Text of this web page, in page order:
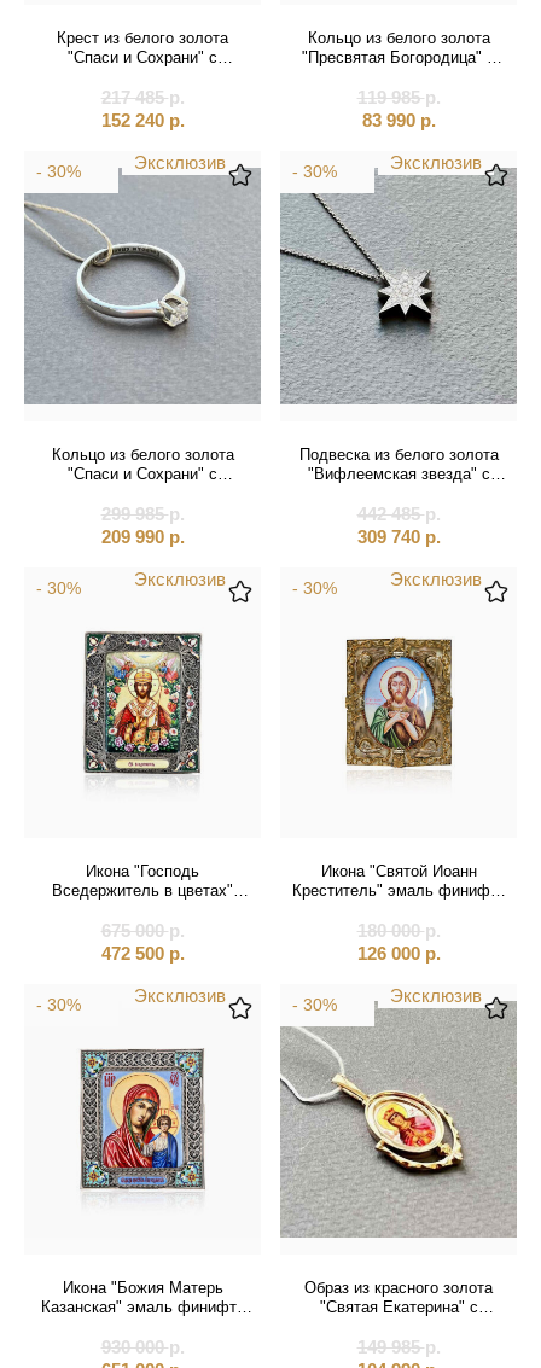
Крест из белого золота
"Спаси и Сохрани" с
217 485р.
152 240 р.
Кольцо из белого золота
"Пресвятая Богородица" с
119 985р.
83 990 р.
Эксклюзив
- 30%
Кольцо из белого золота
"Спаси и Сохрани" с
299 985р.
209 990 р.
Эксклюзив
- 30%
Подвеска из белого золота
"Вифлеемская звезда" с
(51074)
442 485р.
309 740 р.
Эксклюзив
- 30%
Икона "Господь
Вседержитель в цветах"
675 000р.
472 500 р.
Эксклюзив
- 30%
Икона "Святой Иоанн
Креститель" эмаль финифть
180 000р.
126 000 р.
Эксклюзив
- 30%
Икона "Божия Матерь
Казанская" эмаль финифть
930 000р.
Эксклюзив
- 30%
Образ из красного золота
"Святая Екатерина" с
149 985р.